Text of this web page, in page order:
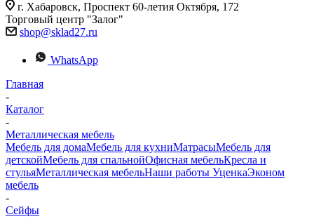
г. Хабаровск, Проспект 60-летия Октября, 172
Торговый центр "Залог"
shop@sklad27.ru
WhatsApp
Главная
-
Каталог
-
Металлическая мебель
Мебель для домаМебель для кухниМатраcыМебель для
детскойМебель для спальнойОфисная мебельКресла и
стульяМеталлическая мебельНаши работы УценкаЭконом
мебель
-
Сейфы